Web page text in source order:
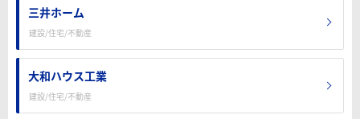
三井ホーム
建設/住宅/不動産
大和ハウス工業
建設/住宅/不動産